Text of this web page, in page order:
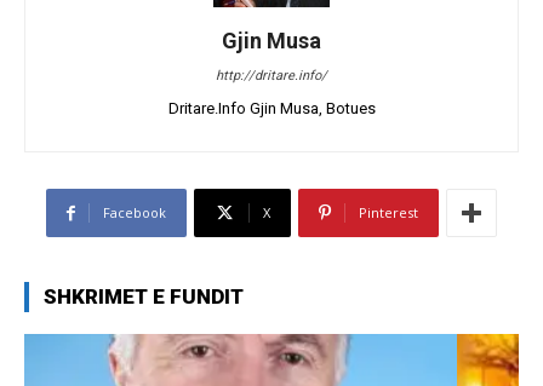
Gjin Musa
http://dritare.info/
Dritare.Info Gjin Musa, Botues
Facebook X Pinterest
SHKRIMET E FUNDIT